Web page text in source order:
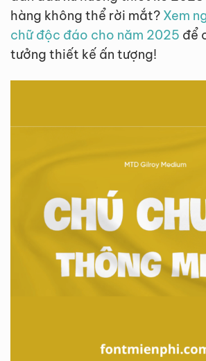
hàng không thể rời mắt? Xem
chữ độc đáo cho năm 2025 để
tưởng thiết kế ấn tượng!